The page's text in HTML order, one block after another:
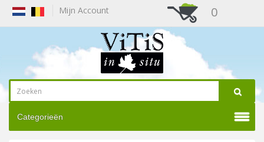
Mijn Account 0
Categorieën